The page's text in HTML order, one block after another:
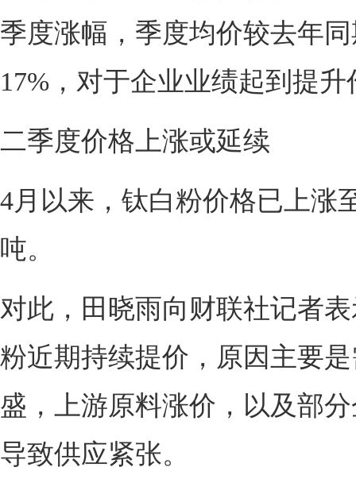
季度涨幅，季度均价较去年
17%，对于企业业绩起到提升
二季度价格上涨或延续
4月以来，钛白粉价格已上涨
吨。
对此，田晓雨向财联社记者
粉近期持续提价，原因主要
盛，上游原料涨价，以及部
导致供应紧张。